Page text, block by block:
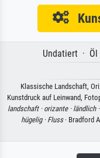
Undatiert · Öl
Klassische Landschaft,
Kunstdruck auf Leinwand,
landschaft · orizante · ländlich ·
hügelig · Fluss· Bradford